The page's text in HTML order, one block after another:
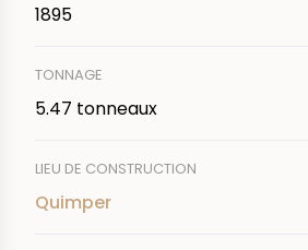
1895
TONNAGE
5.47 tonneaux
LIEU DE CONSTRUCTION
Quimper